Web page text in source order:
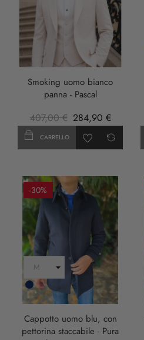
Smoking uomo bianco
panna - Pascal
407,00 € 284,90 €
CARRELLO
-30%
Blu
Scuro
Cappotto uomo blu, con
pettorina staccabile - Pura